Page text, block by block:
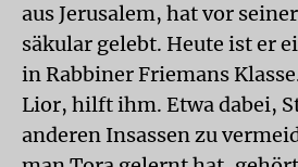
aus Jerusalem, hat vor
säkular gelebt. Heute ist er
in Rabbiner Friemans
Lior, hilft ihm. Etwa dabei,
anderen Insassen zu